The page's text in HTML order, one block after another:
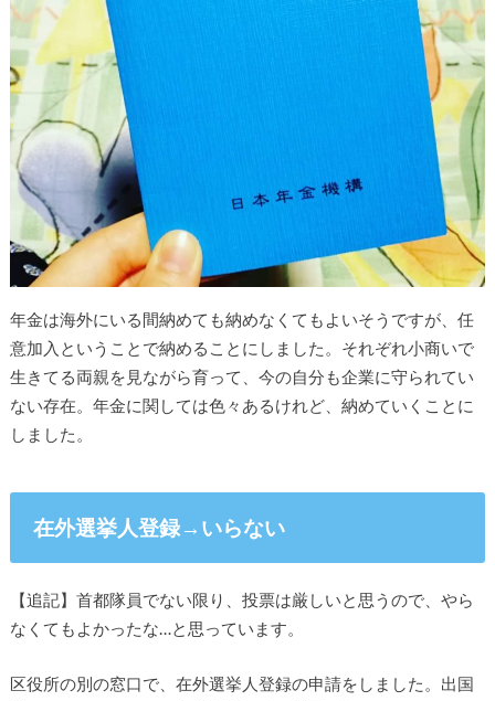
年金は海外にいる間納めても納めなくてもよいそうですが、任
意加入ということで納めることにしました。それぞれ小商いで
生きてる両親を見ながら育って、今の自分も企業に守られてい
ない存在。年金に関しては色々あるけれど、納めていくことに
しました。
在外選挙人登録→いらない
【追記】首都隊員でない限り、投票は厳しいと思うので、やら
なくてもよかったな…と思っています。
区役所の別の窓口で、在外選挙人登録の申請をしました。出国